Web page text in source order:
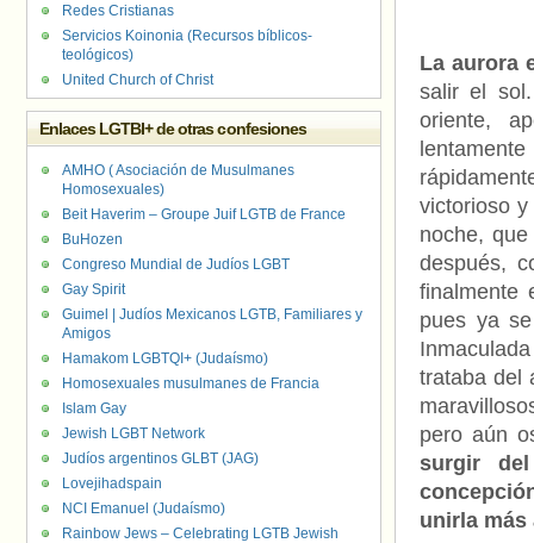
La aurora
salir el
oriente,
victorioso
noche,
después,
finalmente
pues ya
trataba del
pero aún
surgir
unirla más
Redes Cristianas
Servicios Koinonia (Recursos bíblicos-
teológicos)
United Church of Christ
Enlaces LGTBI+ de otras confesiones
AMHO ( Asociación de Musulmanes
Homosexuales)
Beit Haverim – Groupe Juif LGTB de France
BuHozen
Congreso Mundial de Judíos LGBT
Gay Spirit
Guimel | Judíos Mexicanos LGTB, Familiares y
Amigos
Hamakom LGBTQI+ (Judaísmo)
Homosexuales musulmanes de Francia
Islam Gay
Jewish LGBT Network
Judíos argentinos GLBT (JAG)
Lovejihadspain
NCI Emanuel (Judaísmo)
Rainbow Jews – Celebrating LGTB Jewish